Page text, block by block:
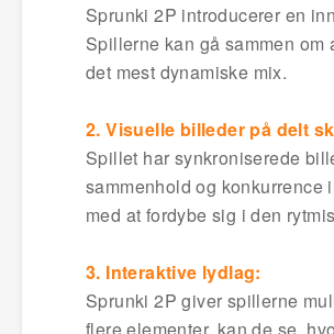
Sprunki 2P introducerer en
Spillerne kan gå sammen
det mest dynamiske mix.
2. Visuelle billeder på delt
Spillet har synkroniserede
sammenhold og
med at fordybe sig i den
3. Interaktive lydlag:
Sprunki 2P giver spillerne